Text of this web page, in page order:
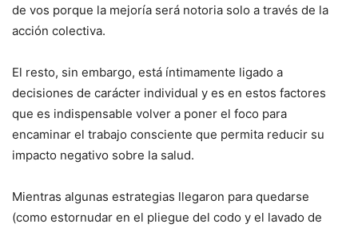
de vos porque la mejoría será notoria solo a través de la
acción colectiva.
El resto, sin embargo, está íntimamente ligado a
decisiones de carácter individual y es en estos factores
que es indispensable volver a poner el foco para
encaminar el trabajo consciente que permita reducir su
impacto negativo sobre la salud.
Mientras algunas estrategias llegaron para quedarse
(como estornudar en el pliegue del codo y el lavado de